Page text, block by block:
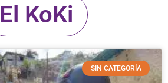
El KoKi
SIN CATEGORÍA